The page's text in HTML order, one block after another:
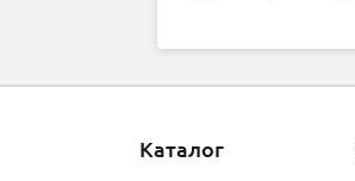
Каталог